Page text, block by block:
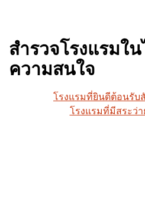
สำรวจโรงแรมใ
ความสนใจ
โรงแรมที่ยินดีต้อนรับ
โรงแรมที่มีสระว่